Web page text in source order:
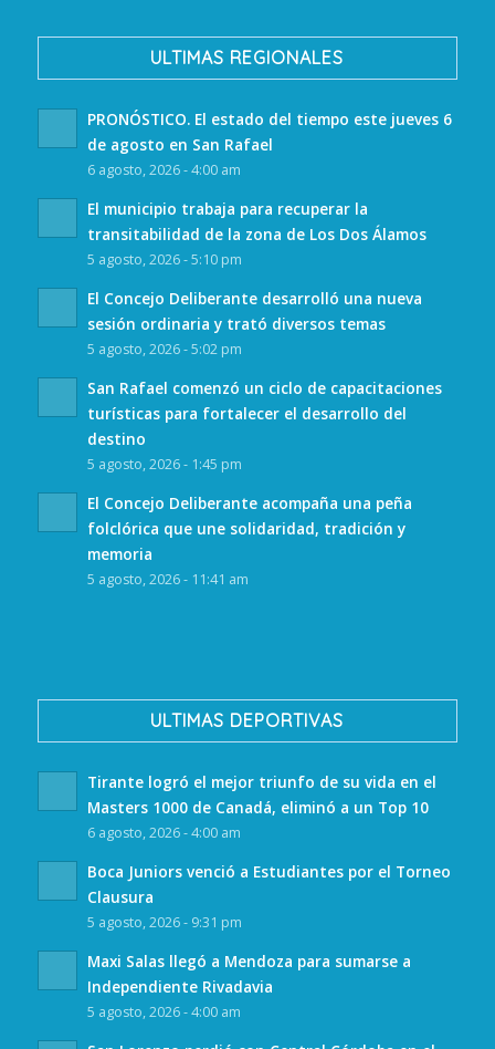
ULTIMAS REGIONALES
PRONÓSTICO. El estado del tiempo este jueves 6
de agosto en San Rafael
6 agosto, 2026 - 4:00 am
El municipio trabaja para recuperar la
transitabilidad de la zona de Los Dos Álamos
5 agosto, 2026 - 5:10 pm
El Concejo Deliberante desarrolló una nueva
sesión ordinaria y trató diversos temas
5 agosto, 2026 - 5:02 pm
San Rafael comenzó un ciclo de capacitaciones
turísticas para fortalecer el desarrollo del
destino
5 agosto, 2026 - 1:45 pm
El Concejo Deliberante acompaña una peña
folclórica que une solidaridad, tradición y
memoria
5 agosto, 2026 - 11:41 am
ULTIMAS DEPORTIVAS
Tirante logró el mejor triunfo de su vida en el
Masters 1000 de Canadá, eliminó a un Top 10
6 agosto, 2026 - 4:00 am
Boca Juniors venció a Estudiantes por el Torneo
Clausura
5 agosto, 2026 - 9:31 pm
Maxi Salas llegó a Mendoza para sumarse a
Independiente Rivadavia
5 agosto, 2026 - 4:00 am